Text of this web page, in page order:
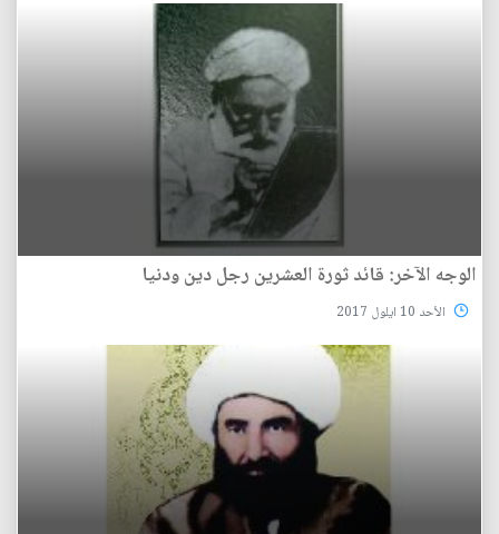
الوجه الآخر: قائد ثورة العشرين رجل دين ودنيا
الأحد 10 ايلول 2017